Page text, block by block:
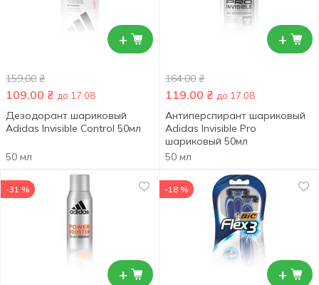
+
159.00 ₴
109.00 ₴ до 17.08
Дезодорант шариковый
Adidas Invisible Control 50мл
50 мл
+
164.00 ₴
119.00 ₴ до 17.08
Антиперспирант шариковый
Adidas Invisible Pro
шариковый 50мл
50 мл
+
-31 %
+
-18 %